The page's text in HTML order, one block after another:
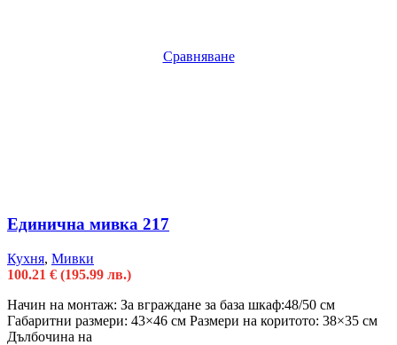
Сравняване
Единична мивка 217
Кухня, Мивки
100.21 € (195.99 лв.)
Начин на монтаж: За вграждане за база шкаф:48/50 см
Габаритни размери: 43×46 см Размери на коритото: 38×35 см
Дълбочина на